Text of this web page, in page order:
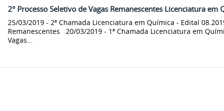
2º Processo Seletivo de Vagas Remanescentes Licenciatura em
25/03/2019 - 2ª Chamada Licenciatura em Química - Edital
Remanescentes 20/03/2019 - 1ª Chamada Licenciatura em
Vagas...